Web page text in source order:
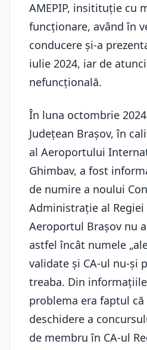
AMEPIP, insitituție cu
funcționare, având în
conducere și-a
iulie 2024, iar de
nefuncțională.
În luna octombrie
Județean Brașov, în
al Aeroportului
Ghimbav, a fost
de numire a noului
Administrație al
Aeroportul Brașov nu
astfel încât numele
validate și CA-ul nu-și
treaba. Din
problema era faptul
deschidere a
de membru în CA-ul